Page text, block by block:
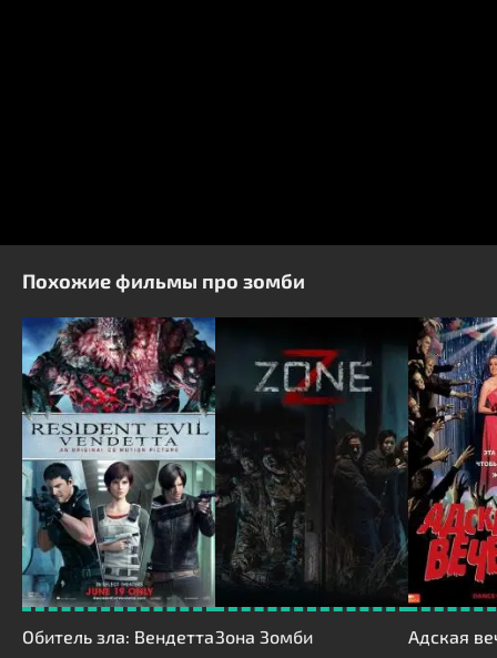
Похожие фильмы про зомби
Обитель зла: ВендеттаЗона Зомби Адская